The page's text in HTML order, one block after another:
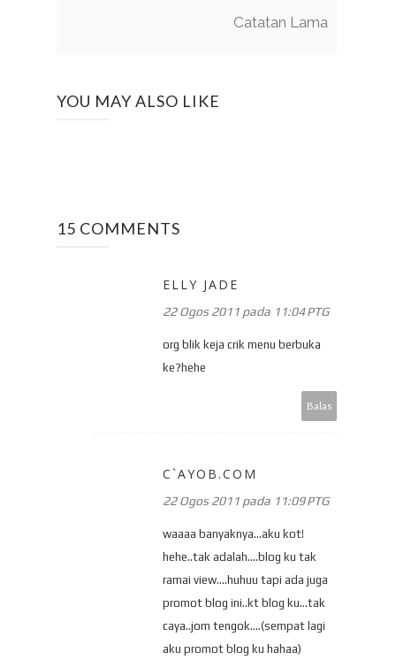
Catatan Lama
YOU MAY ALSO LIKE
15 COMMENTS
ELLY JADE
22 Ogos 2011 pada 11:04 PTG
org blik keja crik menu berbuka
ke?hehe
Balas
C`AYOB.COM
22 Ogos 2011 pada 11:09 PTG
waaaa banyaknya...aku kot!
hehe..tak adalah....blog ku tak
ramai view....huhuu tapi ada juga
promot blog ini..kt blog ku...tak
caya..jom tengok....(sempat lagi
aku promot blog ku hahaa)